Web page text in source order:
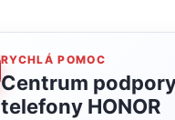
RYCHLÁ POMOC
Centrum
telefony HONOR